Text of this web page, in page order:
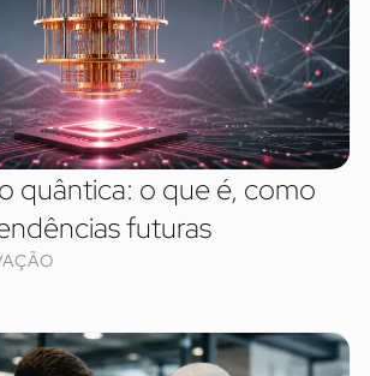
quântica: o que é, como
futuras